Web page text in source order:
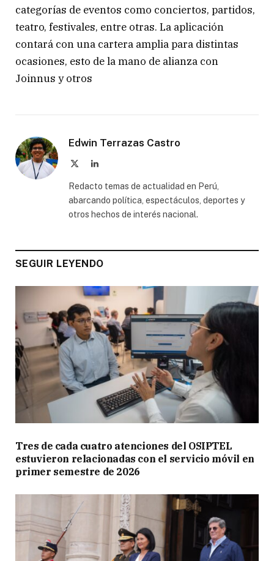
categorías de eventos como conciertos, partidos,
teatro, festivales, entre otras. La aplicación
contará con una cartera amplia para distintas
ocasiones, esto de la mano de alianza con
Joinnus y otros
Edwin Terrazas Castro
LinkedIn
Redacto temas de actualidad en Perú,
abarcando política, espectáculos, deportes y
otros hechos de interés nacional.
SEGUIR LEYENDO
Tres de cada cuatro atenciones del OSIPTEL
estuvieron relacionadas con el servicio móvil en
primer semestre de 2026